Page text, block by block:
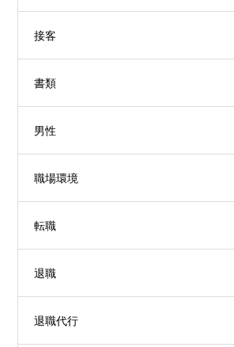
接客
書類
男性
職場環境
転職
退職
退職代行